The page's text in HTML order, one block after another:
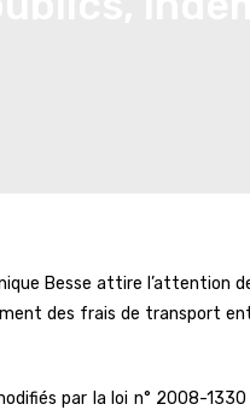
Besse attire l’attention
des frais de transport
par la loi n° 2008-